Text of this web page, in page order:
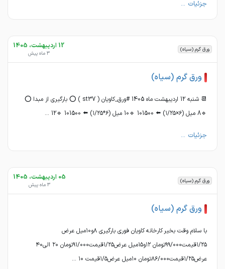
جزئیات ...
ورق گرم (سیاه) 12 اردیبهشت، 1405
3 ماه پیش
ورق گرم (سیاه)
📆 شنبه 12 اردیبهشت ماه 1405 #ورق_کاویان ( st37 ) ⭕️ بارگیری از مبدا ⭕️
🔹8 میل (۶×۱/۲۵) ⬅️ 101500 🔹10 میل (۶*۱/۲۵) ⬅️ 101500 🔹12 ...
جزئیات ...
ورق گرم (سیاه) 05 اردیبهشت، 1405
3 ماه پیش
ورق گرم (سیاه)
با سلام وقت بخیر کارخانه کاویان فوری بارگیری ۸و۱۰میل عرض
۱/۲۵قیمت۹۹/۰۰۰تومان ۱۲و۱۵میل عرض۱/۲۵قیمت۹۱/۰۰۰تومان ۲۰ الی۴۰
عرض۱/۲۵قیمت۸۶/۰۰۰تومان ۱۰میل عرض۱/۵قیمت ۱۰ ...